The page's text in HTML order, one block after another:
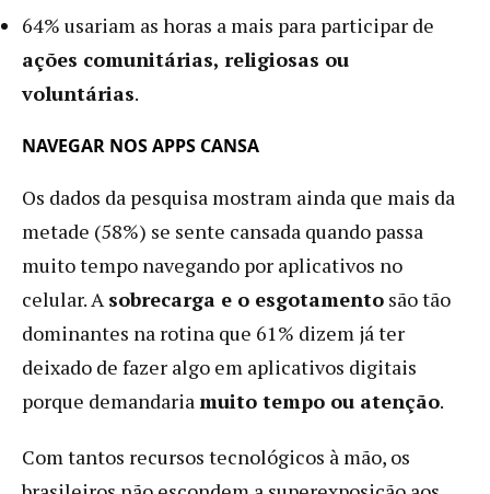
64% usariam as horas a mais para participar de
ações comunitárias, religiosas ou
voluntárias.
NAVEGAR NOS APPS CANSA
Os dados da pesquisa mostram ainda que mais da
metade (58%) se sente cansada quando passa
muito tempo navegando por aplicativos no
celular. Asobrecarga e o esgotamento são tão
dominantes na rotina que 61% dizem já ter
deixado de fazer algo em aplicativos digitais
porque demandariamuito tempo ou atenção.
Com tantos recursos tecnológicos à mão, os